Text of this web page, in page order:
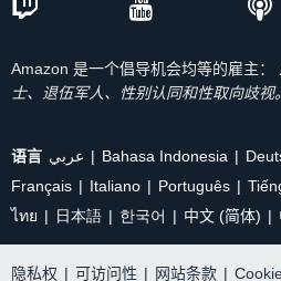
Amazon 是一个倡导机会均等的雇主：
士、退伍军人、性别认同和性取向歧视。
语言 عربي Bahasa Indonesia
Français
Italiano Português
ไทย
日本語 한국어 中文 (简体)
隐私权 | 可访问性 | 网站条款 |